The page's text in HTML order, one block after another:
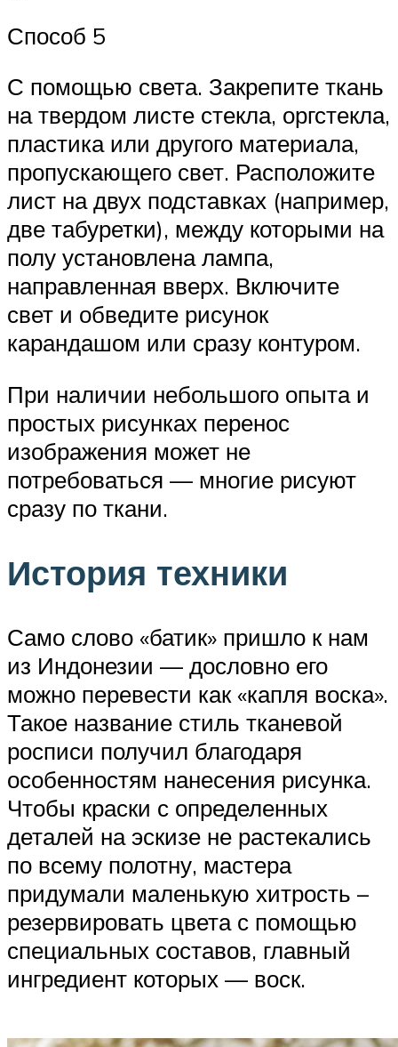
Способ 5
С помощью света. Закрепите ткань
на твердом листе стекла, оргстекла,
пластика или другого материала,
пропускающего свет. Расположите
лист на двух подставках (например,
две табуретки), между которыми на
полу установлена лампа,
направленная вверх. Включите
свет и обведите рисунок
карандашом или сразу контуром.
При наличии небольшого опыта и
простых рисунках перенос
изображения может не
потребоваться — многие рисуют
сразу по ткани.
История техники
Само слово «батик» пришло к нам
из Индонезии — дословно его
можно перевести как «капля воска».
Такое название стиль тканевой
росписи получил благодаря
особенностям нанесения рисунка.
Чтобы краски с определенных
деталей на эскизе не растекались
по всему полотну, мастера
придумали маленькую хитрость –
резервировать цвета с помощью
специальных составов, главный
ингредиент которых — воск.